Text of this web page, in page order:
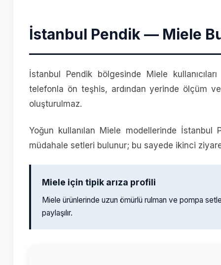
İstanbul Pendik — Miele
İstanbul Pendik bölgesinde Miele
telefonla ön teşhis, ardından yerinde ölçüm
oluşturulmaz.
Yoğun kullanılan Miele modellerinde İstanbul
müdahale setleri bulunur; bu sayede ikinci
Miele için tipik arıza profili
Miele ürünlerinde uzun ömürlü rulman ve pompa
paylaşılır.